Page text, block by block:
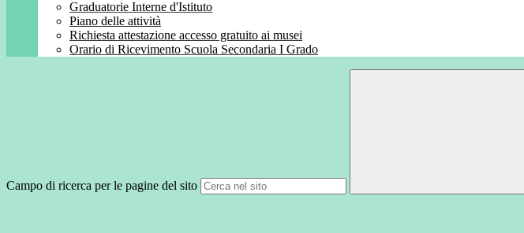
Graduatorie Interne d'Istituto
Piano delle attività
Richiesta attestazione accesso gratuito ai musei
Orario di Ricevimento Scuola Secondaria I Grado
Campo di ricerca per le pagine del sito